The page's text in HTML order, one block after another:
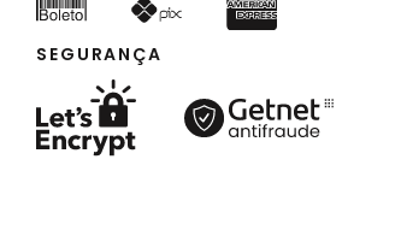
SEGURANÇA